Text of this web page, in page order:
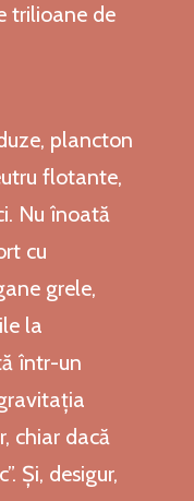
trilioane de
plancton
flotante,
Nu înoată
cu
grele,
la
într-un
chiar dacă
Și, desigur,